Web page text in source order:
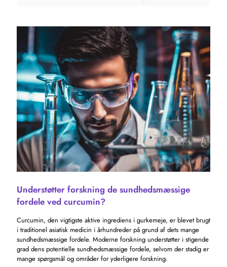
Understøtter forskning de sundhedsmæssige
fordele ved curcumin?
Curcumin, den vigtigste aktive ingrediens i gurkemeje, er blevet brugt
i traditionel asiatisk medicin i århundreder på grund af dets mange
sundhedsmæssige fordele. Moderne forskning understøtter i stigende
grad dens potentielle sundhedsmæssige fordele, selvom der stadig er
mange spørgsmål og områder for yderligere forskning.